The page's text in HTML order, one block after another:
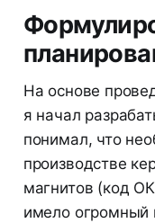
На основе
я начал
понимал, что
производстве
магнитов (код
имело огромный